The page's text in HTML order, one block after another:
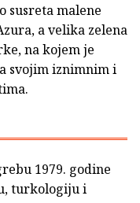
susreta malene
a velika zelena
na kojem je
svojim iznimnim i
1979. godine
turkologiju i